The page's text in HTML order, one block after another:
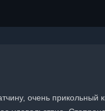
очень прикольный